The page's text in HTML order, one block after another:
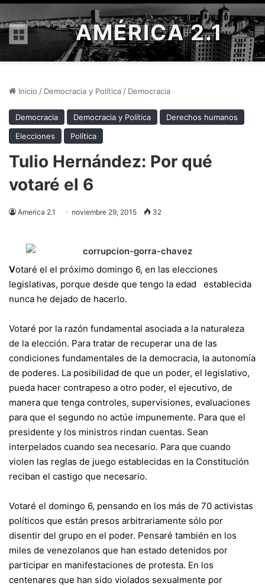
Menú AMÉRICA 2.1
Inicio / Democracia y Política / Democracia
Democracia Democracia y Política
Derechos humanos
Elecciones
Política
Tulio Hernández: Por qué
votaré el 6
America 2.1 noviembre 29, 2015 32
Votaré el el próximo domingo 6, en las elecciones
legislativas, porque desde que tengo la edad establecida
nunca he dejado de hacerlo.
Votaré por la razón fundamental asociada a la naturaleza
de la elección. Para tratar de recuperar una de las
condiciones fundamentales de la democracia, la autonomía
de poderes. La posibilidad de que un poder, el legislativo,
pueda hacer contrapeso a otro poder, el ejecutivo, de
manera que tenga controles, supervisiones, evaluaciones
para que el segundo no actúe impunemente. Para que el
presidente y los ministros rindan cuentas. Sean
interpelados cuando sea necesario. Para que cuando
violen las reglas de juego establecidas en la Constitución
reciban el castigo que necesario.
Votaré el domingo 6, pensando en los más de 70 activistas
políticos que están presos arbitrariamente sólo por
disentir del grupo en el poder. Pensaré también en los
miles de venezolanos que han estado detenidos por
participar en manifestaciones de protesta. En los
centenares que han sido violados sexualmente por